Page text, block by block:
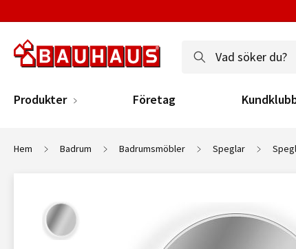
Produkter Företag
Hem Badrum Badrumsmöbler Speglar